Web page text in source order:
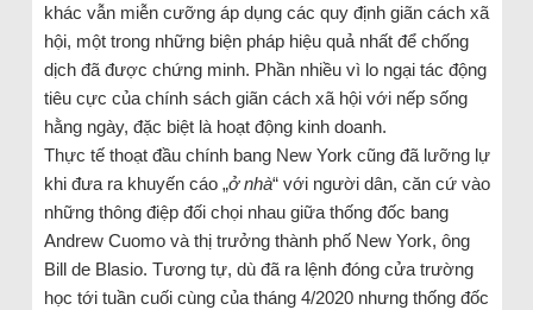
khác vẫn miễn cưỡng áp dụng các quy định giãn cách xã
hội, một trong những biện pháp hiệu quả nhất để chống
dịch đã được chứng minh. Phần nhiều vì lo ngại tác động
tiêu cực của chính sách giãn cách xã hội với nếp sống
hằng ngày, đặc biệt là hoạt động kinh doanh.
Thực tế thoạt đầu chính bang New York cũng đã lưỡng lự
khi đưa ra khuyến cáo „ở nhà“ với người dân, căn cứ vào
những thông điệp đối chọi nhau giữa thống đốc bang
Andrew Cuomo và thị trưởng thành phố New York, ông
Bill de Blasio. Tương tự, dù đã ra lệnh đóng cửa trường
học tới tuần cuối cùng của tháng 4/2020 nhưng thống đốc